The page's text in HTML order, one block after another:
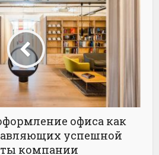
офиса как
успешной
компании